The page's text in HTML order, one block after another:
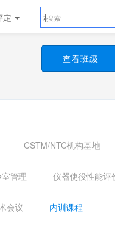
定 标准样品
查看班级
CSTM/NTC机构基地
管理 仪器使役性能评
会议 内训课程